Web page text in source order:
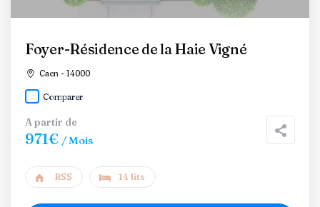
Foyer-Résidence de la Haie Vigné
Caen - 14000
Comparer
A partir de
971€ / Mois
RSS 14 lits